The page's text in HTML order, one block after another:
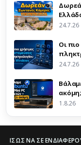
24.7.26
Οι
24.7.26
ακόμη;
1.8.26
ΊΣΩΣ ΝΑ ΣΕ